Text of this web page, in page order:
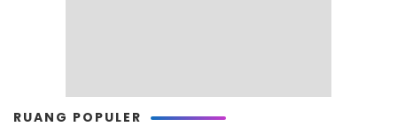
RUANG POPULER